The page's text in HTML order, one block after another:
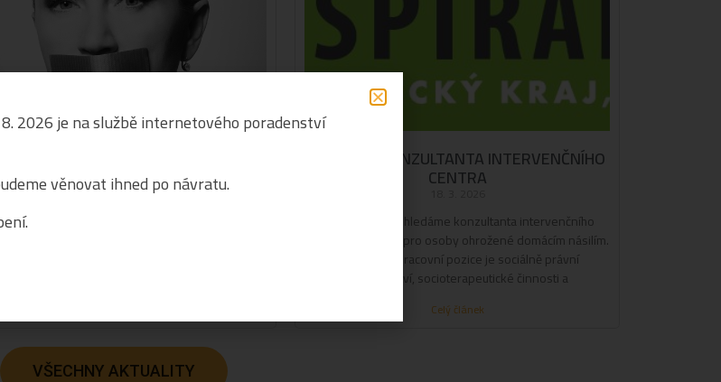
20. 7. 2026
o životě Báry Basikové. Ve své otevřené
HLEDÁME KONZULTANTA INTERVENČNÍHO
CENTRA
Do svého týmu hledáme konzultanta intervenčního
centra – poradny pro osoby ohrožené domácím násilím.
Náplní této pracovní pozice je sociálně právní
poradenství, socioterapeutické činnosti a
Celý článek
VŠECHNY AKTUALITY
8. 2026 je na službě internetového poradenství
věnovat ihned po návratu.